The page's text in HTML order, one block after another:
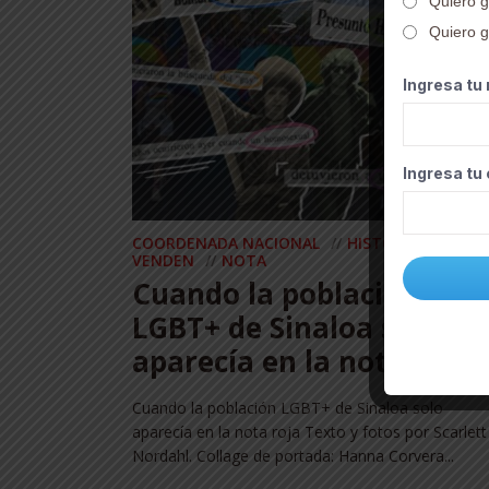
COORDENADA NACIONAL
HISTORIAS QUE NO
VENDEN
NOTA
Cuando la población
LGBT+ de Sinaloa solo
aparecía en la nota roja
Cuando la población LGBT+ de Sinaloa solo
aparecía en la nota roja Texto y fotos por Scarlett
Nordahl. Collage de portada: Hanna Corvera...
Quiero
Ingresa tu
Ingresa tu